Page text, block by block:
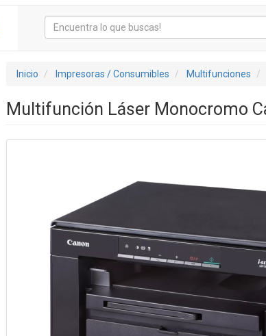
Inicio Impresoras / Consumibles Multifunciones
Multifunción Láser Monocromo